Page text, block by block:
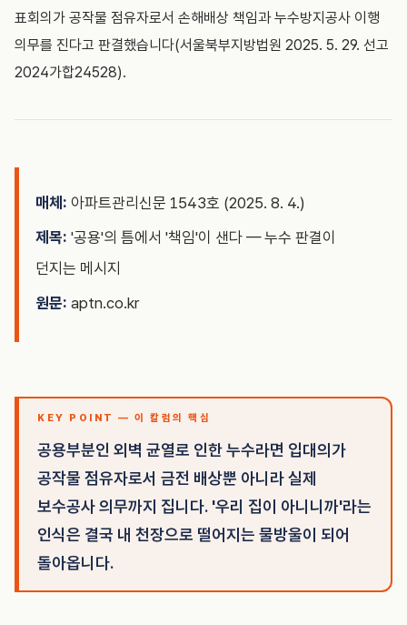
표회의가 공작물 점유자로서 손해배상 책임과 누수방지공사 이행
의무를 진다고 판결했습니다(서울북부지방법원 2025. 5. 29. 선고
2024가합24528).
매체: 아파트관리신문 1543호 (2025. 8. 4.)
제목: '공용'의 틈에서 '책임'이 샌다 — 누수 판결이
던지는 메시지
원문: aptn.co.kr
KEY POINT — 이 칼럼의 핵심
공용부분인 외벽 균열로 인한 누수라면 입대의가
공작물 점유자로서 금전 배상뿐 아니라 실제
보수공사 의무까지 집니다. '우리 집이 아니니까'라는
인식은 결국 내 천장으로 떨어지는 물방울이 되어
돌아옵니다.